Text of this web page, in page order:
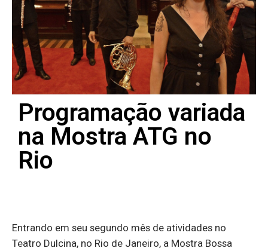
Programação variada
na Mostra ATG no
Rio
Entrando em seu segundo mês de atividades no
Teatro Dulcina, no Rio de Janeiro, a Mostra Bossa